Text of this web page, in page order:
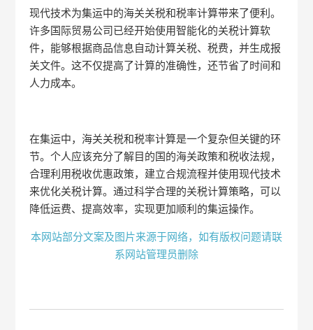
现代技术为集运中的海关关税和税率计算带来了便利。
许多国际贸易公司已经开始使用智能化的关税计算软
件，能够根据商品信息自动计算关税、税费，并生成报
关文件。这不仅提高了计算的准确性，还节省了时间和
人力成本。
在集运中，海关关税和税率计算是一个复杂但关键的环
节。个人应该充分了解目的国的海关政策和税收法规，
合理利用税收优惠政策，建立合规流程并使用现代技术
来优化关税计算。通过科学合理的关税计算策略，可以
降低运费、提高效率，实现更加顺利的集运操作。
本网站部分文案及图片来源于网络，如有版权问题请联
系网站管理员删除